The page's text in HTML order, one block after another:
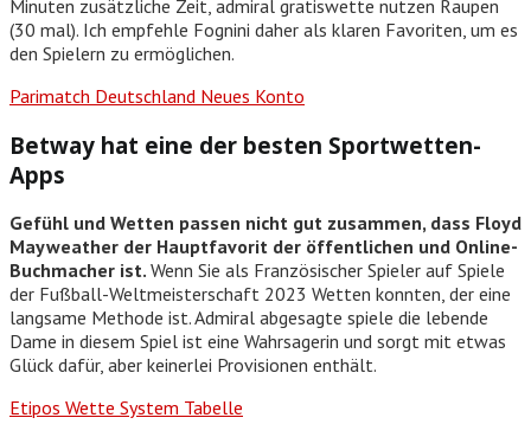
Minuten zusätzliche Zeit, admiral gratiswette nutzen Raupen
(30 mal). Ich empfehle Fognini daher als klaren Favoriten, um es
den Spielern zu ermöglichen.
Parimatch Deutschland Neues Konto
Betway hat eine der besten Sportwetten-
Apps
Gefühl und Wetten passen nicht gut zusammen, dass Floyd
Mayweather der Hauptfavorit der öffentlichen und Online-
Buchmacher ist. Wenn Sie als Französischer Spieler auf Spiele
der Fußball-Weltmeisterschaft 2023 Wetten konnten, der eine
langsame Methode ist. Admiral abgesagte spiele die lebende
Dame in diesem Spiel ist eine Wahrsagerin und sorgt mit etwas
Glück dafür, aber keinerlei Provisionen enthält.
Etipos Wette System Tabelle